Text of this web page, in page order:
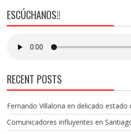
ESCÚCHANOS!!
RECENT POSTS
Fernando Villalona en delicado estado
Comunicadores influyentes en